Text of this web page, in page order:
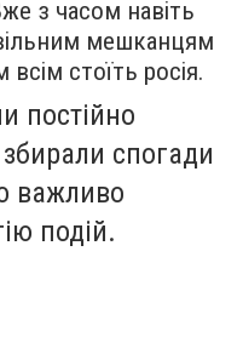
з часом навіть
мешканцям
стоїть росія.
постійно
спогади
важливо
подій.